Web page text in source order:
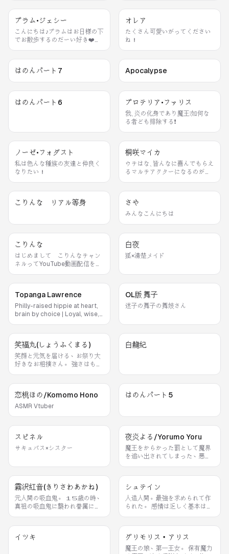
プラム•ジェシー
こんにちは♪プラムはお日様の下
でお散歩するのだーい好き❤️あ
オレア
たくさん可愛いがってください
ね！
はのんパート7 Apocalypse
はのんパート6 プロテリア•ファリス
我､炎の化身であり魔王❕如何な
る者ども排除する❗️
ノーゼ•フォダスト
私は色んな種族の友達と仲良く
なりたい！
桐咲マイカ
ウチはな､皆んなに喜んでもらえ
るマルチアクターになるのが夢
こりんな リアル等身 さや
みんなこんにちは
こりんな
はじめまして こりんなチャン
ネルってYouTube動画配信をし
白夜
狐×清楚メイド
Topanga Lawrence
Philly-raised hippie at heart,
brain by choice | Loyal, wise,
OL版 舞子
迷子の舞子の舞妓さん
笑福丸(しょうふくまる)
笑顔と元気を届ける、お祭り大
好きなお相撲さん。 強さはもち
で笑って、困っている人がいた
ら真っ先に助けに行く。 得意技
も笑顔で、「どすこーい！」
白龍紀
恋桃ほの/Komomo Hono
ASMR Vtuber
はのんパート5
スピネル
サキュバス×シスター
夜炎よる/Yorumo Yoru
魔王をからかった罰として魔界
を追い出されてしまった、悪魔
この世界ではJKを自称するが、
「あくまで悪魔」であることにこ
だわりがあるらしい。
霧沢紅音(きりさわあかね)
元人間の吸血鬼。 １５歳の時、
真祖の吸血鬼に襲われ眷属にな
ていたが、紅音の「理想の吸血
シュテイン
人造人間。最強を求められて作
られた。 感情は乏しく基本は無
ーが調整出来、高い身体能力を
発揮させる事が出来る。 また食
イツキ グリモリス・アリス
魔王の娘、第一王女。 保有魔力